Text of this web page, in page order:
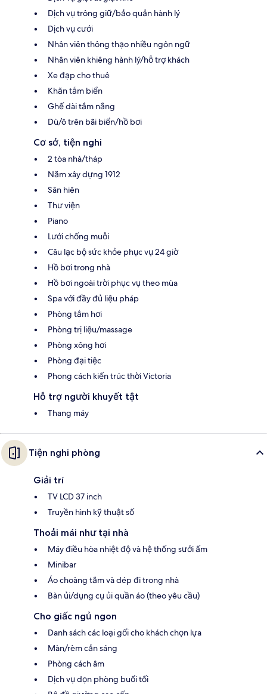
Dịch vụ trông giữ/bảo quản hành lý
Dịch vụ cưới
Nhân viên thông thạo nhiều ngôn ngữ
Nhân viên khiêng hành lý/hỗ trợ khách
Xe đạp cho thuê
Khăn tắm biển
Ghế dài tắm nắng
Dù/ô trên bãi biển/hồ bơi
Cơ sở, tiện nghi
2 tòa nhà/tháp
Năm xây dựng 1912
Sân hiên
Thư viện
Piano
Lưới chống muỗi
Câu lạc bộ sức khỏe phục vụ 24 giờ
Hồ bơi trong nhà
Hồ bơi ngoài trời phục vụ theo mùa
Spa với đầy đủ liệu pháp
Phòng tắm hơi
Phòng trị liệu/massage
Phòng xông hơi
Phòng đại tiệc
Phong cách kiến trúc thời Victoria
Hỗ trợ người khuyết tật
Thang máy
Tiện nghi phòng
Giải trí
TV LCD 37 inch
Truyền hình kỹ thuật số
Thoải mái như tại nhà
Máy điều hòa nhiệt độ và hệ thống sưởi ấm
Minibar
Áo choàng tắm và dép đi trong nhà
Bàn ủi/dụng cụ ủi quần áo (theo yêu cầu)
Cho giấc ngủ ngon
Danh sách các loại gối cho khách chọn lựa
Màn/rèm cản sáng
Phòng cách âm
Dịch vụ dọn phòng buổi tối